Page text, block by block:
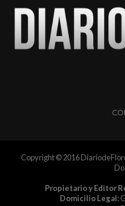
Copyright © 2016
Propietario y Editor
Domicilio Legal: